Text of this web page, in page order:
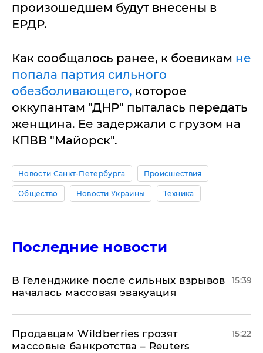
произошедшем будут внесены в
ЕРДР.
Как сообщалось ранее, к боевикам не
попала партия сильного
обезболивающего, которое
оккупантам "ДНР" пыталась передать
женщина. Ее задержали с грузом на
КПВВ "Майорск".
Новости Санкт-Петербурга Происшествия
Общество Новости Украины Техника
Последние новости
В Геленджике после сильных взрывов
началась массовая эвакуация
15:39
Продавцам Wildberries грозят
массовые банкротства – Reuters
15:22